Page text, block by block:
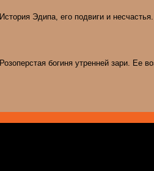
История Эдипа, его подвиги и
Розоперстая богиня утренней зари. Ее